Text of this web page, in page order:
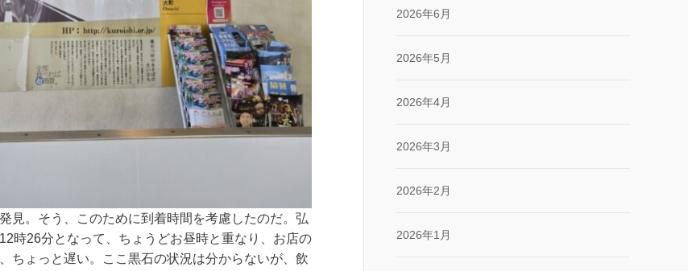
見。そう、このために到着時間を考慮したのだ。弘
時26分となって、ちょうどお昼時と重なり、お店の
ちょっと遅い。ここ黒石の状況は分からないが、飲
2026年6月
2026年5月
2026年4月
2026年3月
2026年2月
2026年1月